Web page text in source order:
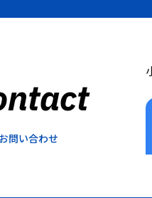
問い合わせ